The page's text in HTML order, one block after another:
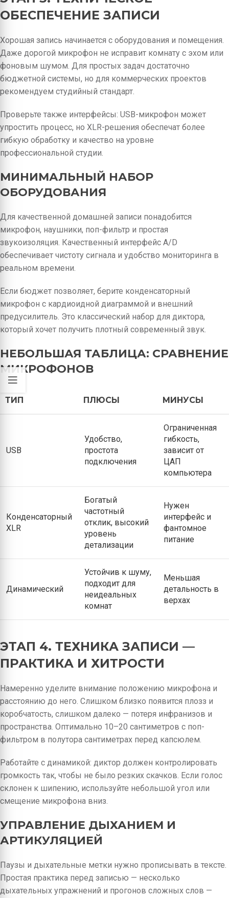
ОБЕСПЕЧЕНИЕ ЗАПИСИ
Хорошая запись начинается с оборудования и помещения.
Даже дорогой микрофон не исправит комнату с эхом или
фоновым шумом. Для простых задач достаточно
бюджетной системы, но для коммерческих проектов
рекомендуем студийный стандарт.
Проверьте также интерфейсы: USB-микрофон может
упростить процесс, но XLR-решения обеспечат более
гибкую обработку и качество на уровне
профессиональной студии.
МИНИМАЛЬНЫЙ НАБОР
ОБОРУДОВАНИЯ
Для качественной домашней записи понадобится
микрофон, наушники, поп-фильтр и простая
звукоизоляция. Качественный интерфейс A/D
обеспечивает чистоту сигнала и удобство мониторинга в
реальном времени.
Если бюджет позволяет, берите конденсаторный
микрофон с кардиоидной диаграммой и внешний
предусилитель. Это классический набор для диктора,
который хочет получить плотный современный звук.
НЕБОЛЬШАЯ ТАБЛИЦА: СРАВНЕНИЕ
МИКРОФОНОВ
ТИП ПЛЮСЫ МИНУСЫ
USB
Удобство,
простота
подключения
Ограниченная
гибкость,
зависит от
ЦАП
компьютера
Конденсаторный
XLR
Богатый
частотный
отклик, высокий
уровень
детализации
Нужен
интерфейс и
фантомное
питание
Динамический
Устойчив к шуму,
подходит для
неидеальных
комнат
Меньшая
детальность в
верхах
ЭТАП 4. ТЕХНИКА ЗАПИСИ —
ПРАКТИКА И ХИТРОСТИ
Намеренно уделите внимание положению микрофона и
расстоянию до него. Слишком близко появится плозз и
коробчатость, слишком далеко — потеря инфранизов и
пространства. Оптимально 10–20 сантиметров с поп-
фильтром в полутора сантиметрах перед капсюлем.
Работайте с динамикой: диктор должен контролировать
громкость так, чтобы не было резких скачков. Если голос
склонен к шипению, используйте небольшой угол или
смещение микрофона вниз.
УПРАВЛЕНИЕ ДЫХАНИЕМ И
АРТИКУЛЯЦИЕЙ
Паузы и дыхательные метки нужно прописывать в тексте.
Простая практика перед записью — несколько
дыхательных упражнений и прогонов сложных слов —